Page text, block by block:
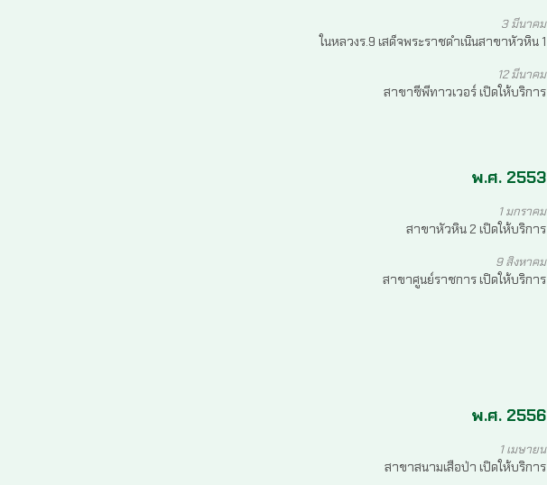
3 มีนาคม
ในหลวงร.9 เสด็จพระราชดำเนินสาขาหัวหิน 1
12 มีนาคม
สาขาซีพีทาวเวอร์ เปิดให้บริการ
พ.ศ. 2553
1 มกราคม
สาขาหัวหิน 2 เปิดให้บริการ
9 สิงหาคม
สาขาศูนย์ราชการ เปิดให้บริการ
พ.ศ. 2556
1 เมษายน
สาขาสนามเสือป่า เปิดให้บริการ